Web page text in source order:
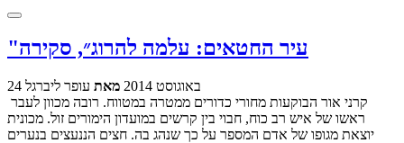
"עיר החטאים: עלמה להרוג״, סקירה
24 באוגוסט 2014 מאת עופר ליברגל
ראשו של איש רב כוח, חבוי בין קרשים במועדון הימורים זול. מכונית
יוצאת מגופו של אדם המספר על כך שנהג בה. חצים הננעצים בנערים